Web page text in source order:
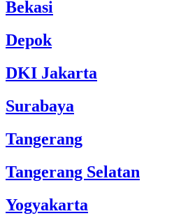
Bekasi
Depok
DKI Jakarta
Surabaya
Tangerang
Tangerang Selatan
Yogyakarta